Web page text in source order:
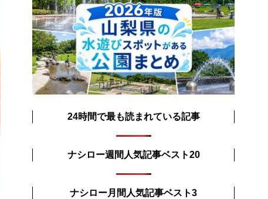
24時間で最も読まれている記事
ナシロー週間人気記事ベスト20
ナシロー月間人気記事ベスト3